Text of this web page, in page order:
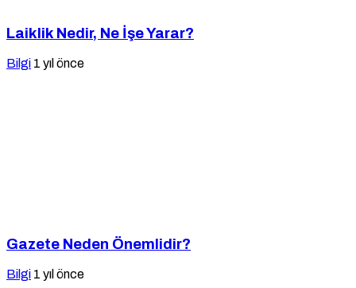
Laiklik Nedir, Ne İşe Yarar?
Bilgi 1 yıl önce
Gazete Neden Önemlidir?
Bilgi 1 yıl önce